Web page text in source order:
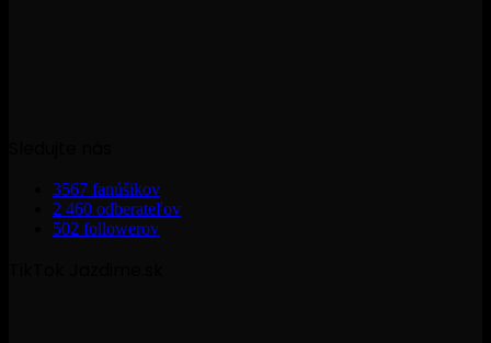
3567 fanúšikov
2 460 odberateľov
502 followerov